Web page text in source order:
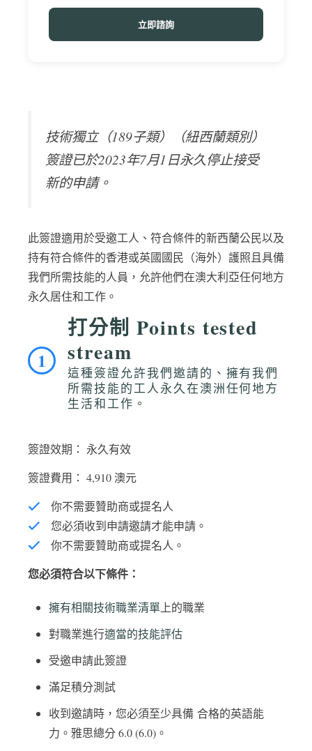
技術獨立（189子類）（紐西蘭類別）
簽證已於2023年7月1日永久停止接受
新的申請。
此簽證適用於受邀工人、符合條件的新西蘭公民以及
持有符合條件的香港或英國國民（海外）護照且具備
我們所需技能的人員，允許他們在澳大利亞任何地方
永久居住和工作。
1
打分制 Points tested
stream
這種簽證允許我們邀請的、擁有我們
所需技能的工人永久在澳洲任何地方
生活和工作。
簽證效期： 永久有效
簽證費用： 4,910 澳元
你不需要贊助商或提名人
您必須收到申請邀請才能申請。
你不需要贊助商或提名人。
您必須符合以下條件：
擁有相關技術職業清單 上的職業
對職業進行適當的技能評估
受邀申請此簽證
滿足積分測試
收到邀請時，您必須至少具備 合格的英語能
力。雅思總分 6.0 (6.0)。
立即諮詢